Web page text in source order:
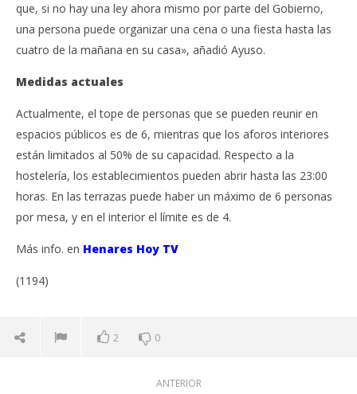
que, si no hay una ley ahora mismo por parte del Gobierno,
una persona puede organizar una cena o una fiesta hasta las
cuatro de la mañana en su casa», añadió Ayuso.
Medidas actuales
Actualmente, el tope de personas que se pueden reunir en
espacios públicos es de 6, mientras que los aforos interiores
están limitados al 50% de su capacidad. Respecto a la
hostelería, los establecimientos pueden abrir hasta las 23:00
horas. En las terrazas puede haber un máximo de 6 personas
por mesa, y en el interior el límite es de 4.
Más info. en Henares Hoy TV
(1194)
2 0
ANTERIOR